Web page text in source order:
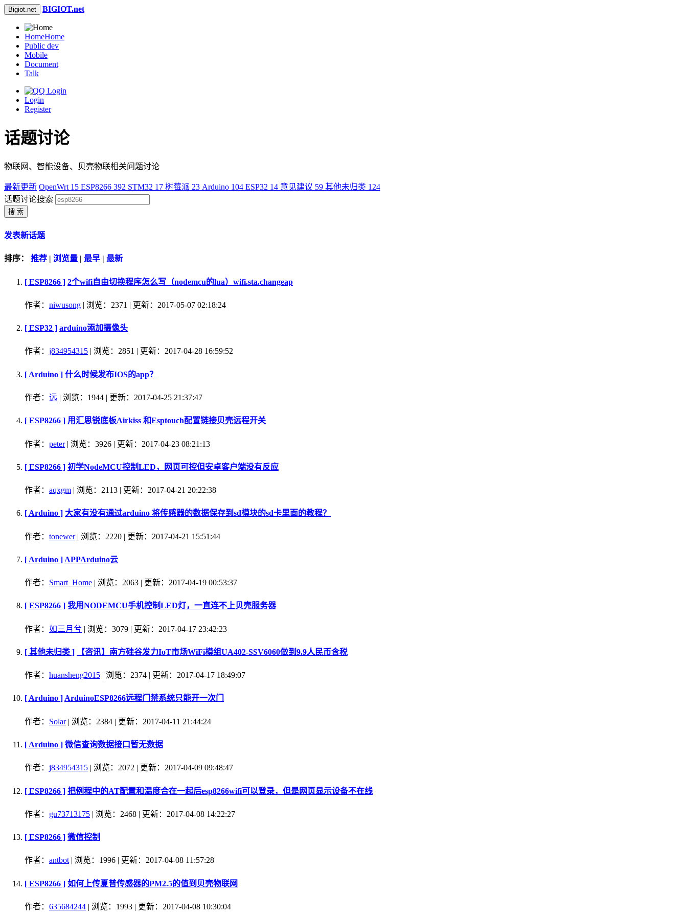
Bigiot.net BIGIOT.net
HomeHome
Public dev
Mobile
Document
Talk
Login
Register
话题讨论
物联网、智能设备、贝壳物联相关问题讨论
最新更新 OpenWrt 15 ESP8266 392 STM32 17 树莓派 23 Arduino 104 ESP32 14 意见建议 59 其他未归类 124
话题讨论搜索
搜 索
发表新话题
排序： 推荐 | 浏览量 | 最早 | 最新
[ ESP8266 ] 2个wifi自由切换程序怎么写（nodemcu的lua）wifi.sta.changeap
作者： niwusong | 浏览：2371 | 更新：2017-05-07 02:18:24
[ ESP32 ] arduino添加摄像头
作者： j834954315 | 浏览：2851 | 更新：2017-04-28 16:59:52
[ Arduino ] 什么时候发布IOS的app？
作者： 远 | 浏览：1944 | 更新：2017-04-25 21:37:47
[ ESP8266 ] 用汇思锐底板Airkiss 和Esptouch配置链接贝壳远程开关
作者： peter| 浏览：3926 | 更新：2017-04-23 08:21:13
[ ESP8266 ] 初学NodeMCU控制LED，网页可控但安卓客户端没有反应
作者： aqxgm | 浏览：2113 | 更新：2017-04-21 20:22:38
[ Arduino ] 大家有没有通过arduino 将传感器的数据保存到sd模块的sd卡里面的教程？
作者： tonewer| 浏览：2220 | 更新：2017-04-21 15:51:44
[ Arduino ] APPArduino云
作者： Smart_Home | 浏览：2063 | 更新：2017-04-19 00:53:37
[ ESP8266 ] 我用NODEMCU手机控制LED灯，一直连不上贝壳服务器
作者： 如三月兮 | 浏览：3079 | 更新：2017-04-17 23:42:23
[ 其他未归类 ] 【咨讯】南方硅谷发力IoT市场WiFi模组UA402-SSV6060做到9.9人民币含税
作者： huansheng2015 | 浏览：2374 | 更新：2017-04-17 18:49:07
[ Arduino ] ArduinoESP8266远程门禁系统只能开一次门
作者： Solar| 浏览：2384 | 更新：2017-04-11 21:44:24
[ Arduino ] 微信查询数据接口暂无数据
作者： j834954315 | 浏览：2072 | 更新：2017-04-09 09:48:47
[ ESP8266 ] 把例程中的AT配置和温度合在一起后esp8266wifi可以登录，但是网页显示设备不在线
作者： gu73713175 | 浏览：2468 | 更新：2017-04-08 14:22:27
[ ESP8266 ] 微信控制
作者： antbot | 浏览：1996 | 更新：2017-04-08 11:57:28
[ ESP8266 ] 如何上传夏普传感器的PM2.5的值到贝壳物联网
作者： 635684244 | 浏览：1993 | 更新：2017-04-08 10:30:04